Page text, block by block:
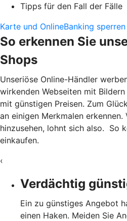
Tipps für den Fall der Fälle
Karte und OnlineBanking sperren
So erkennen Sie
Shops
Unseriöse Online-Händler
wirkenden Webseiten mit
mit günstigen Preisen. Zum
an einigen Merkmalen erkennen.
hinzusehen, lohnt sich also. So
einkaufen.
‹
Verdächtig
Ein zu günstiges Angebot
einen Haken. Meiden Sie